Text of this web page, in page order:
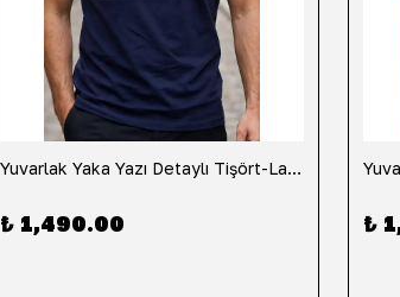
Yuvarlak Yaka Yazı Detaylı Tişört-Lacivert
₺ 1,490.00 ₺